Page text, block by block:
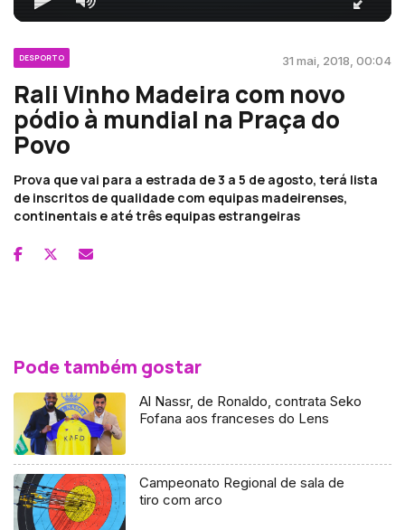
DESPORTO 31 mai, 2018, 00:04
Rali Vinho Madeira com novo
pódio à mundial na Praça do
Povo
Prova que vai para a estrada de 3 a 5 de agosto, terá lista
de inscritos de qualidade com equipas madeirenses,
continentais e até três equipas estrangeiras
Pode também gostar
Al Nassr, de Ronaldo, contrata Seko
Fofana aos franceses do Lens
Campeonato Regional de sala de
tiro com arco